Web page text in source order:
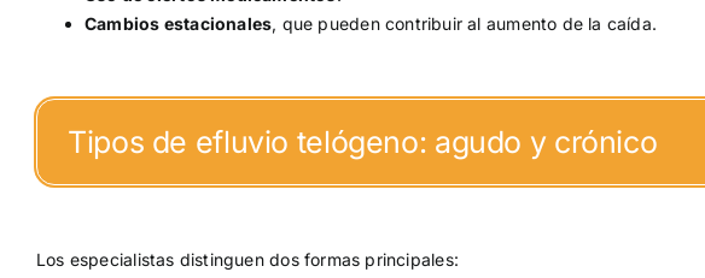
Cambios estacionales, que pueden contribuir al aumento de la caída.
Tipos de efluvio telógeno: agudo y crónico
Los especialistas distinguen dos formas principales: